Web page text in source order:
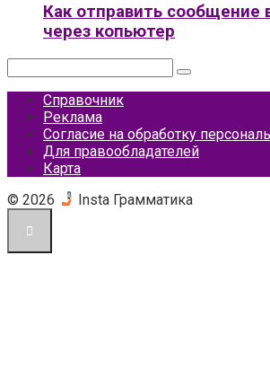
Как отправить сообщение
через копьютер
Справочник
Реклама
Согласие на обработку
Для правообладателей
Карта
© 2026
Insta Грамматика